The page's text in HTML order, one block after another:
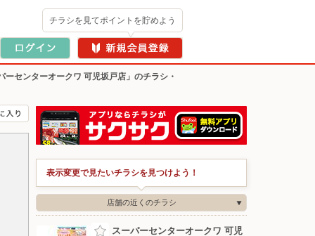
チラシを見てポイントを貯めよう
ーセンターオークワ 可児坂戸店」のチラシ・
表示変更で見たいチラシを見つけよう！
店舗の近くのチラシ
スーパーセンターオークワ 可児